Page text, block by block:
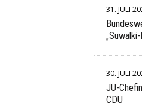
31. JULI
30. JULI
JU-
CDU